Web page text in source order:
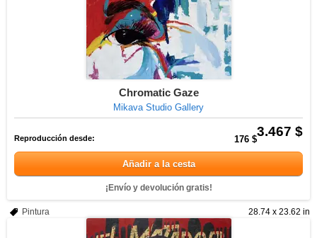
Chromatic Gaze
Mikava Studio Gallery
3.467 $
Reproducción desde: 176 $
Añadir a la cesta
¡Envío y devolución gratis!
28.74 x 23.62 in
Pintura